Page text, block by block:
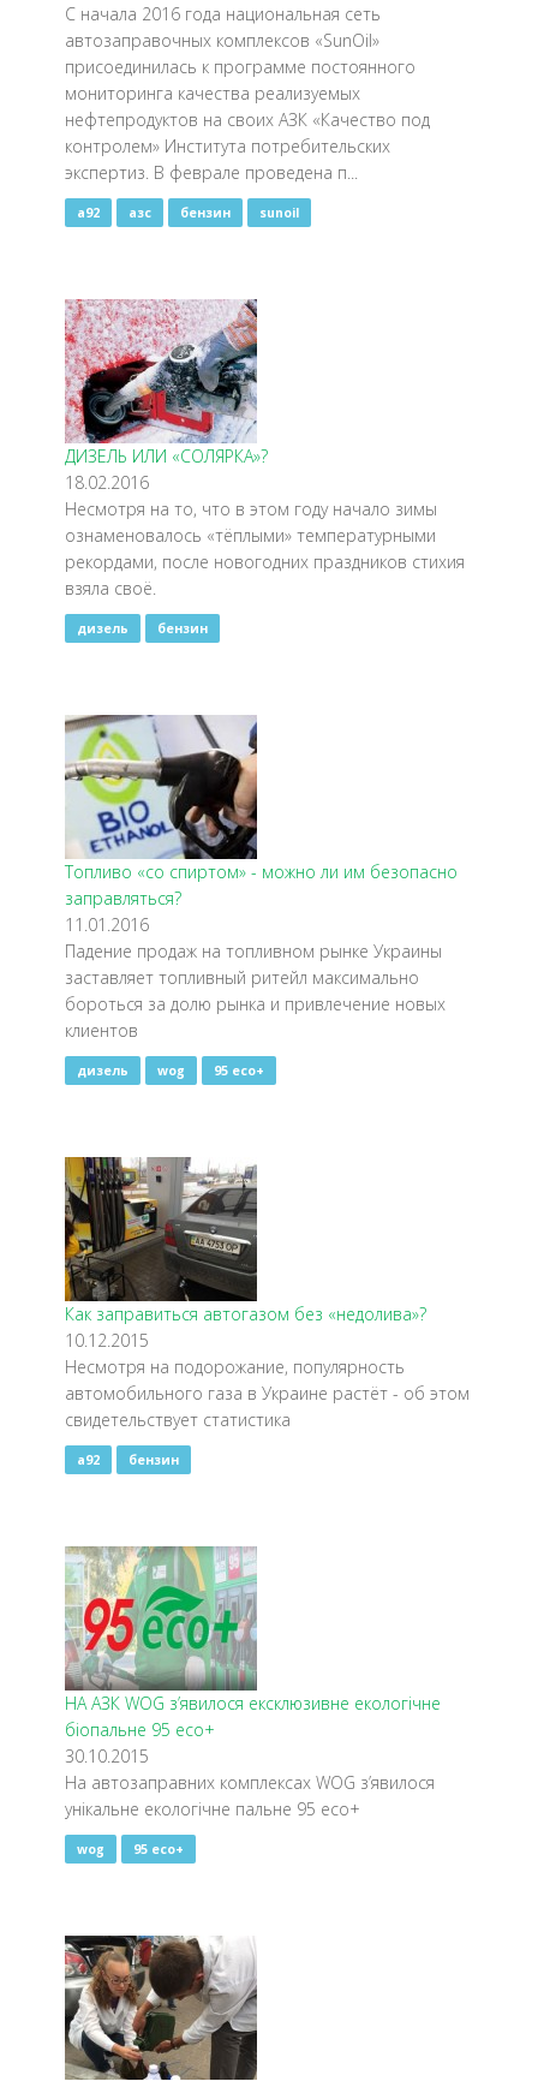
С начала 2016 года национальная сеть
автозаправочных комплексов «SunOil»
присоединилась к программе постоянного
мониторинга качества реализуемых
нефтепродуктов на своих АЗК «Качество под
контролем» Института потребительских
экспертиз. В феврале проведена п...
a92 азс бензин sunoil
ДИЗЕЛЬ ИЛИ «СОЛЯРКА»?
18.02.2016
Несмотря на то, что в этом году начало зимы
ознаменовалось «тёплыми» температурными
рекордами, после новогодних праздников стихия
взяла своё.
дизель бензин
Топливо «со спиртом» - можно ли им безопасно
заправляться?
11.01.2016
Падение продаж на топливном рынке Украины
заставляет топливный ритейл максимально
бороться за долю рынка и привлечение новых
клиентов
дизель wog 95 eco+
Как заправиться автогазом без «недолива»?
10.12.2015
Несмотря на подорожание, популярность
автомобильного газа в Украине растёт - об этом
свидетельствует статистика
a92 бензин
НА АЗК WOG з’явилося ексклюзивне екологічне
біопальне 95 eco+
30.10.2015
На автозаправних комплексах WOG з’явилося
унікальне екологічне пальне 95 eco+
wog 95 eco+